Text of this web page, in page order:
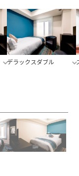
デラックスダブル